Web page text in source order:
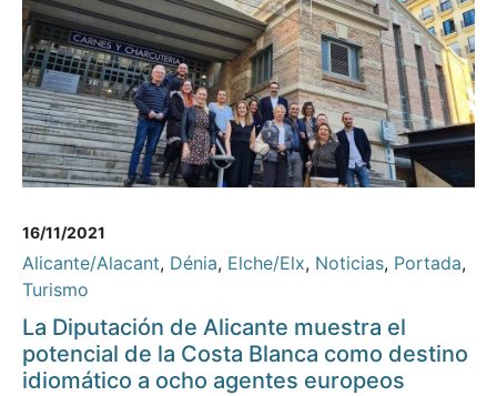
16/11/2021
Alicante/Alacant, Dénia, Elche/Elx, Noticias, Portada,
Turismo
La Diputación de Alicante muestra el
potencial de la Costa Blanca como destino
idiomático a ocho agentes europeos